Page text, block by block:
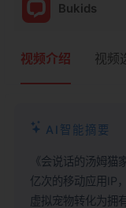
Bukids
视频介绍 视频
AI智能摘要
《会说话的汤姆
亿次的移动应用IP
虚拟宠物转化为拥